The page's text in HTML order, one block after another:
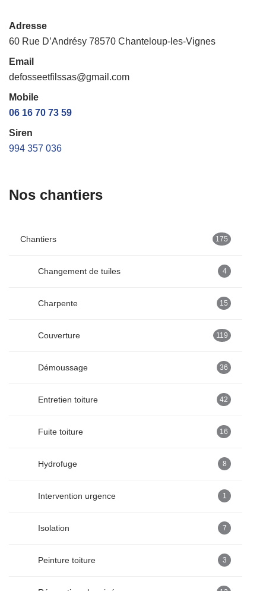
Adresse
60 Rue D’Andrésy 78570 Chanteloup-les-Vignes
Email
defosseetfilssas@gmail.com
Mobile
06 16 70 73 59
Siren
994 357 036
Nos chantiers
Chantiers 175
Changement de tuiles 4
Charpente 15
Couverture 119
Démoussage 36
Entretien toiture 42
Fuite toiture 16
Hydrofuge 8
Intervention urgence 1
Isolation 7
Peinture toiture 3